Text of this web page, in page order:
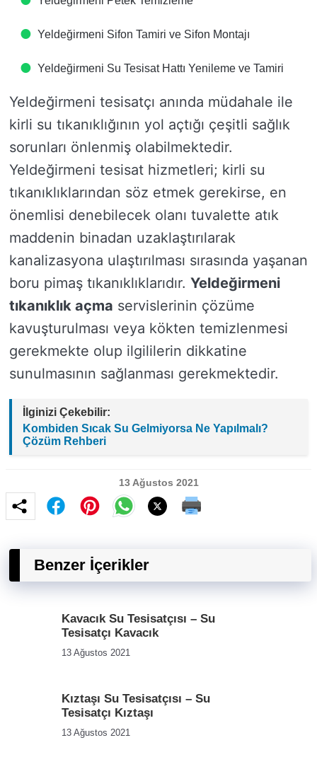
Yeldeğirmeni Sifon Tamiri ve Sifon Montajı
Yeldeğirmeni Su Tesisat Hattı Yenileme ve Tamiri
Yeldeğirmeni tesisatçı anında müdahale ile
kirli su tıkanıklığının yol açtığı çeşitli sağlık
sorunları önlenmiş olabilmektedir.
Yeldeğirmeni tesisat hizmetleri; kirli su
tıkanıklıklarından söz etmek gerekirse, en
önemlisi denebilecek olanı tuvalette atık
maddenin binadan uzaklaştırılarak
kanalizasyona ulaştırılması sırasında yaşanan
boru pimaş tıkanıklıklarıdır. Yeldeğirmeni
tıkanıklık açma servislerinin çözüme
kavuşturulması veya kökten temizlenmesi
gerekmekte olup ilgililerin dikkatine
sunulmasının sağlanması gerekmektedir.
İlginizi Çekebilir:
Kombiden Sıcak Su Gelmiyorsa Ne Yapılmalı?
Çözüm Rehberi
13 Ağustos 2021
Benzer İçerikler
Kavacık Su Tesisatçısı – Su
Tesisatçı Kavacık
13 Ağustos 2021
Kıztaşı Su Tesisatçısı – Su
Tesisatçı Kıztaşı
13 Ağustos 2021